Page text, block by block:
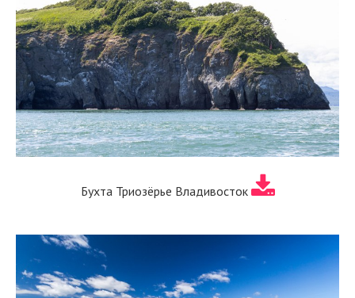
Бухта Триозёрье Владивосток